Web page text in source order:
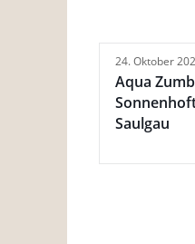
24. Oktober
Aqua
Saulgau